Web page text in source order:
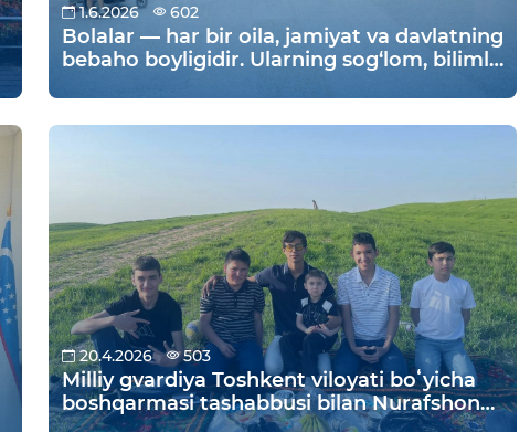
1.6.2026 602
Bolalar — har bir oila, jamiyat va davlatning
bebaho boyligidir. Ularning sog‘lom, bilimli
taraqqiyotining muhim omili hisoblanadi.
Shu bois dunyoning ko‘plab davlatlarida 1-
20.4.2026 503
Milliy gvardiya Toshkent viloyati boʻyicha
boshqarmasi tashabbusi bilan Nurafshon
shahar va Yuqori Chirchiq tumanidagi